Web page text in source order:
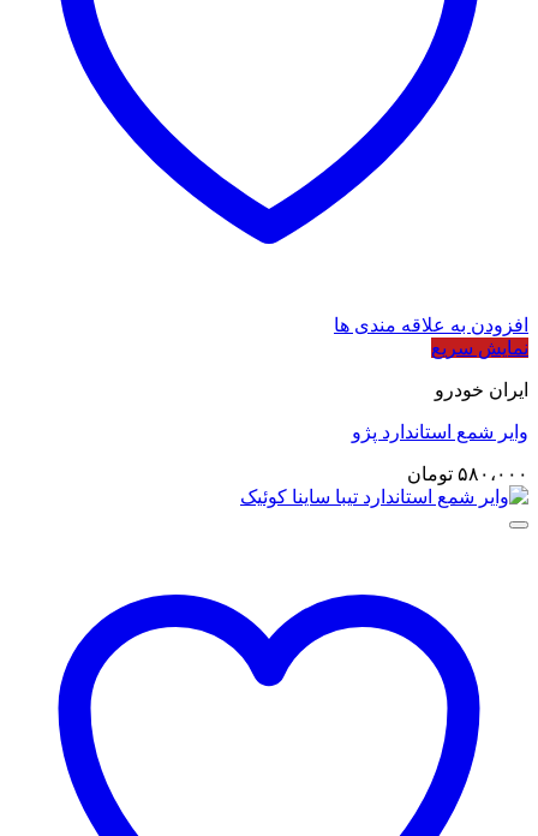
افزودن به علاقه مندی ها
نمایش سریع
ایران خودرو
وایر شمع استاندارد پژو
۵۸۰،۰۰۰ تومان